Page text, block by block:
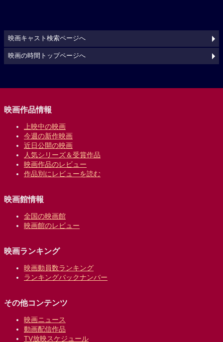
映画キャスト検索ページへ
映画の時間トップページへ
映画作品情報
上映中の映画
今週の新作映画
近日公開の映画
人気シリーズ＆受賞作品
映画作品のレビュー
作品別にレビューを読む
映画館情報
全国の映画館
映画館のレビュー
映画ランキング
映画動員数ランキング
ランキングバックナンバー
その他コンテンツ
映画ニュース
動画配信作品
TV放映スケジュール